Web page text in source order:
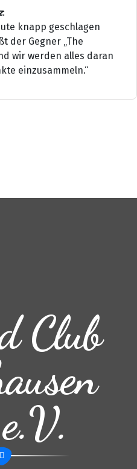
:
knapp geschlagen
der Gegner „The
wir werden alles daran
einzusammeln.“
Club